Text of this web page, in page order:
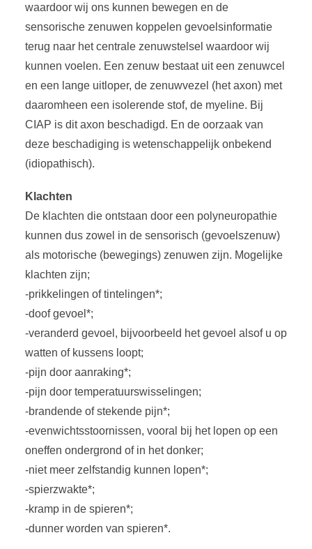
waardoor wij ons kunnen bewegen en de
sensorische zenuwen koppelen gevoelsinformatie
terug naar het centrale zenuwstelsel waardoor wij
kunnen voelen. Een zenuw bestaat uit een zenuwcel
en een lange uitloper, de zenuwvezel (het axon) met
daaromheen een isolerende stof, de myeline. Bij
CIAP is dit axon beschadigd. En de oorzaak van
deze beschadiging is wetenschappelijk onbekend
(idiopathisch).
Klachten
De klachten die ontstaan door een polyneuropathie
kunnen dus zowel in de sensorisch (gevoelszenuw)
als motorische (bewegings) zenuwen zijn. Mogelijke
klachten zijn;
-prikkelingen of tintelingen*;
-doof gevoel*;
-veranderd gevoel, bijvoorbeeld het gevoel alsof u op
watten of kussens loopt;
-pijn door aanraking*;
-pijn door temperatuurswisselingen;
-brandende of stekende pijn*;
-evenwichtsstoornissen, vooral bij het lopen op een
oneffen ondergrond of in het donker;
-niet meer zelfstandig kunnen lopen*;
-spierzwakte*;
-kramp in de spieren*;
-dunner worden van spieren*.